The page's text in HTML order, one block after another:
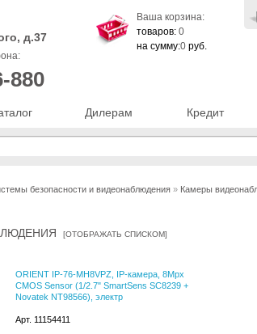
Дилерам Кредит
д.37
880
Ваша корзина:
товаров: 0
на сумму:0 руб.
безопасности и видеонаблюдения » Камеры
[ОТОБРАЖАТЬ СПИСКОМ]
ORIENT IP-76-MH8VPZ, IP-камера, 8Mpx
CMOS Sensor (1/2.7" SmartSens SC8239 +
Novatek NT98566), электр
Арт. 11154411